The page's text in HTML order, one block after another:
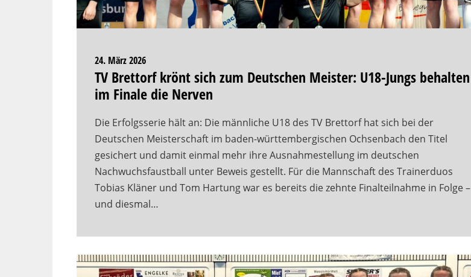
24. März 2026
TV Brettorf krönt sich zum Deutschen Meister: U18-Jungs behalten
im Finale die Nerven
Die Erfolgsserie hält an: Die männliche U18 des TV Brettorf hat sich bei der
Deutschen Meisterschaft im baden-württembergischen Ochsenbach den Titel
gesichert und damit einmal mehr ihre Ausnahmestellung im deutschen
Nachwuchsfaustball unter Beweis gestellt. Für die Mannschaft des Trainerduos
Tobias Kläner und Tom Hartung war es bereits die zehnte Finalteilnahme in Folge –
und diesmal…